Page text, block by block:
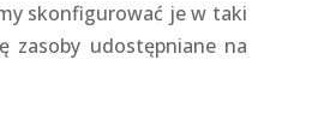
skonfigurować je w taki
zasoby udostępniane na